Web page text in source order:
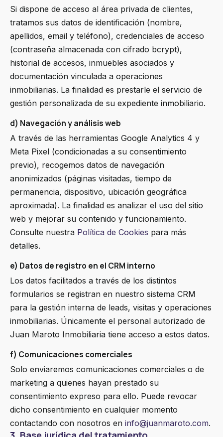
Si dispone de acceso al área privada de clientes,
tratamos sus datos de identificación (nombre,
apellidos, email y teléfono), credenciales de acceso
(contraseña almacenada con cifrado bcrypt),
historial de accesos, inmuebles asociados y
documentación vinculada a operaciones
inmobiliarias. La finalidad es prestarle el servicio de
gestión personalizada de su expediente inmobiliario.
d) Navegación y análisis web
A través de las herramientas Google Analytics 4 y
Meta Pixel (condicionadas a su consentimiento
previo), recogemos datos de navegación
anonimizados (páginas visitadas, tiempo de
permanencia, dispositivo, ubicación geográfica
aproximada). La finalidad es analizar el uso del sitio
web y mejorar su contenido y funcionamiento.
Consulte nuestra Política de Cookies para más
detalles.
e) Datos de registro en el CRM interno
Los datos facilitados a través de los distintos
formularios se registran en nuestro sistema CRM
para la gestión interna de leads, visitas y operaciones
inmobiliarias. Únicamente el personal autorizado de
Juan Maroto Inmobiliaria tiene acceso a estos datos.
f) Comunicaciones comerciales
Solo enviaremos comunicaciones comerciales o de
marketing a quienes hayan prestado su
consentimiento expreso para ello. Puede revocar
dicho consentimiento en cualquier momento
contactando con nosotros en info@juanmaroto.com.